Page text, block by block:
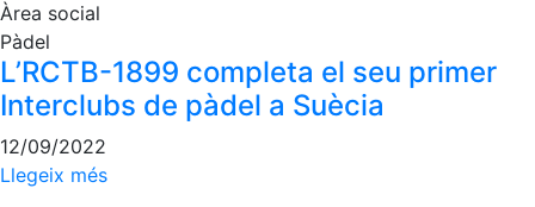
Wellness
Center
Servei de
fisiosalut
Entrenaments
personals
Àrea social
Pàdel
L’RCTB-1899 completa el seu primer
Interclubs de pàdel a Suècia
12/09/2022
Llegeix més